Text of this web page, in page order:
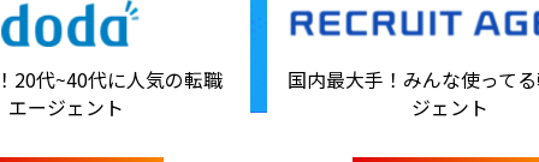
20代~40代に人気の転職
エージェント
国内最大手！みんな使って
ジェント